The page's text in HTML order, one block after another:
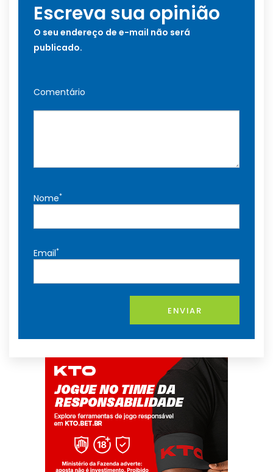
Escreva sua opinião
O seu endereço de e-mail não será
publicado.
Comentário
Nome*
Email*
ENVIAR